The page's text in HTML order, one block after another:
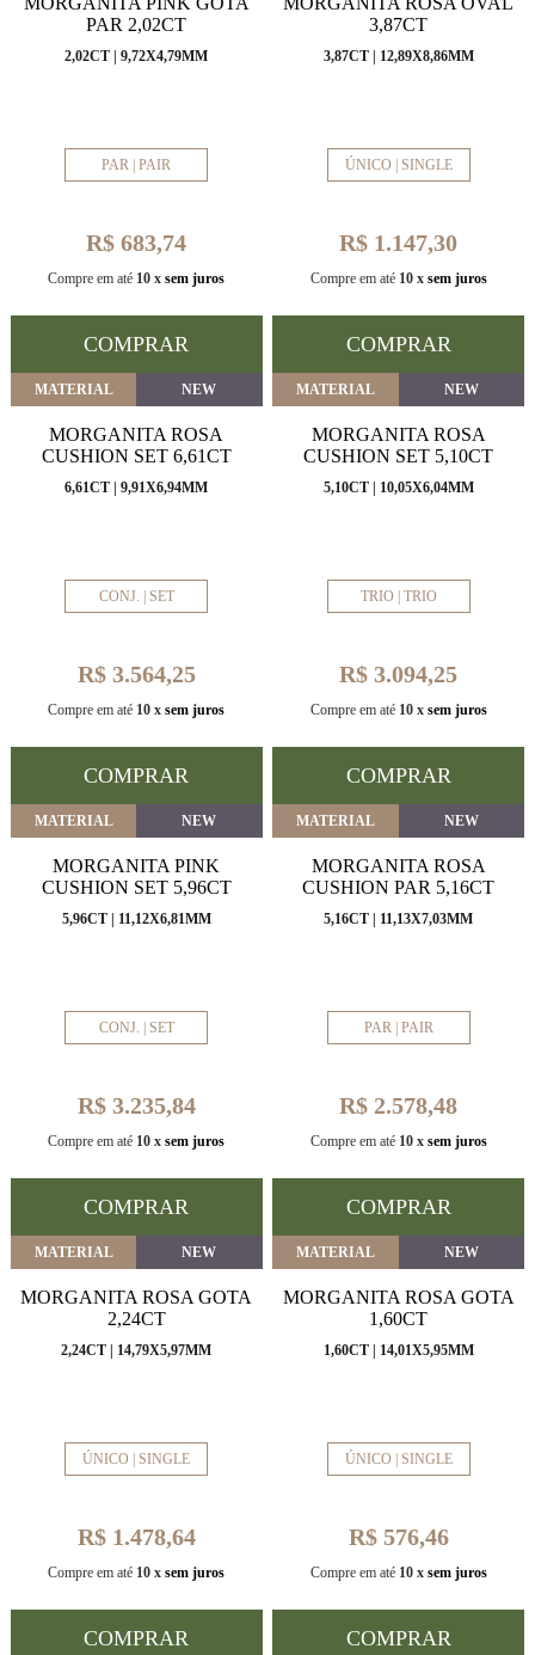
PAR 2,02CT
2,02CT | 9,72X4,79MM
PAR | PAIR
R$ 683,74
Compre em até 10 x sem juros
COMPRAR
3,87CT
3,87CT | 12,89X8,86MM
ÚNICO | SINGLE
R$ 1.147,30
Compre em até 10 x sem juros
COMPRAR
MATERIAL NEW
MORGANITA ROSA
CUSHION SET 6,61CT
6,61CT | 9,91X6,94MM
CONJ. | SET
R$ 3.564,25
Compre em até 10 x sem juros
COMPRAR
MATERIAL NEW
MORGANITA ROSA
CUSHION SET 5,10CT
5,10CT | 10,05X6,04MM
TRIO | TRIO
R$ 3.094,25
Compre em até 10 x sem juros
COMPRAR
MATERIAL NEW
MORGANITA PINK
CUSHION SET 5,96CT
5,96CT | 11,12X6,81MM
CONJ. | SET
R$ 3.235,84
Compre em até 10 x sem juros
COMPRAR
MATERIAL NEW
MORGANITA ROSA
CUSHION PAR 5,16CT
5,16CT | 11,13X7,03MM
PAR | PAIR
R$ 2.578,48
Compre em até 10 x sem juros
COMPRAR
MATERIAL NEW
MORGANITA ROSA GOTA
2,24CT
2,24CT | 14,79X5,97MM
ÚNICO | SINGLE
R$ 1.478,64
Compre em até 10 x sem juros
COMPRAR
MATERIAL NEW
MORGANITA ROSA GOTA
1,60CT
1,60CT | 14,01X5,95MM
ÚNICO | SINGLE
R$ 576,46
Compre em até 10 x sem juros
COMPRAR